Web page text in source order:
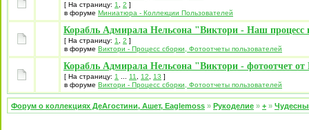
[ На страницу: 1 2 ]
в форуме Миниатюра - Коллекции Пользователей
Корабль Адмирала Нельсона "Виктори - Наш процесс
[ На страницу: 1 2 ]
в форуме Виктори - Процесс сборки, Фотоотчеты пользователей
Корабль Адмирала Нельсона "Виктори - фотоотчет от
[ На страницу: 1 11 12 13 ]
в форуме Виктори - Процесс сборки, Фотоотчеты пользователей
Форум о коллекциях ДеАгостини, Ашет, Eaglemoss » Рукоделие » + »